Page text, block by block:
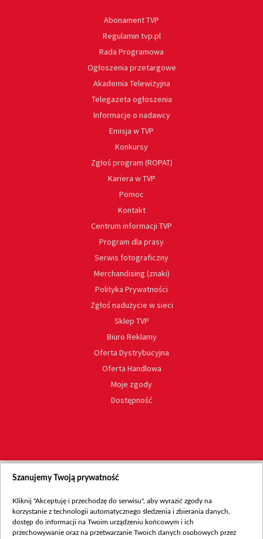
Abonament TVP
Regulamin tvp.pl
Rada Programowa
Ogłoszenia przetargowe
Akademia Telewizyjna
Telegazeta ogłoszenia
Informacje o nadawcy
Emisja w TVP
Konkursy
Zgłoś program (ROPAT)
Kariera w TVP
Pomoc
Kontakt
Centrum informacji TVP
Program dla prasy
Serwis fotograficzny
Merchandising (znaki)
Polityka Prywatności
Zgłoś nadużycie w sieci
Sklep TVP
Biuro Reklamy
Oferta Dystrybucyjna
Oferta Handlowa
Moje zgody
Dostępność
Szanujemy Twoją prywatność
Kliknij "Akceptuję i przechodzę do serwisu", aby wyrazić zgody na
korzystanie z technologii automatycznego śledzenia i zbierania danych,
dostęp do informacji na Twoim urządzeniu końcowym i ich
przechowywanie oraz na przetwarzanie Twoich danych osobowych przez